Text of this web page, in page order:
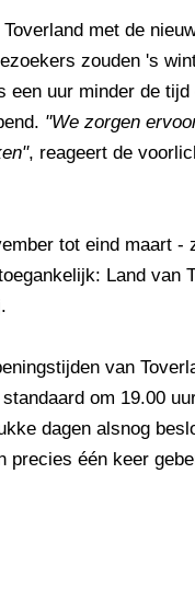
met de
zouden 's
een uur minder de
"We zorgen
, reageert de
tot eind maart
Land van
van
om 19.00
dagen alsnog
precies één keer